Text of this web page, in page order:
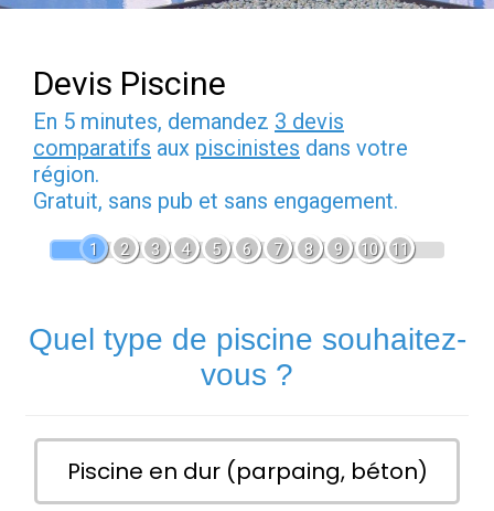
Devis Piscine
En 5 minutes, demandez 3 devis
comparatifs aux piscinistes dans votre
région.
Gratuit, sans pub et sans engagement.
1 2 3 4 5 6 7 8 9 10 11
Quel type de piscine souhaitez-
vous ?
Piscine en dur (parpaing, béton)